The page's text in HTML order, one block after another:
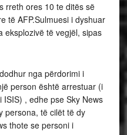
rreth ores 10 te ditës së
të AFP.Sulmuesi i dyshuar
eksplozivë të vegjël, sipas
nga përdorimi i
person është arrestuar (i
, edhe pse Sky News
persona, të cilët të dy
thote se personi i